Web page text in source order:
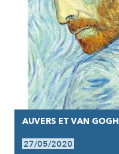
AUVERS ET VAN GOGH
27/05/2020